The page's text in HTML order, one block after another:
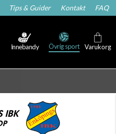
Tips & Guider Kontakt FAQ
Innebandy Övrig sport Varukorg
IBK